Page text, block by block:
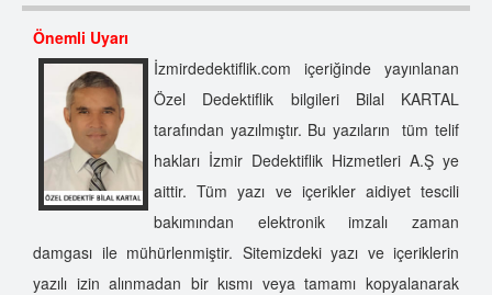
Özel Dedektif Nasıl Olunur?
Dünyada Özel Dedektiflik
Özel Dedektiflik Hizmet Alanları
Özel Dedektiflik
İzmir Dedektiflik Şirketi
Özel Dedektif Seçimi Nasıl Yapılır?
İzmir Dedektiflik Anonim Şirketi
İzmir'de Dedektif
Dedektiflik Kursu
Önemli Uyarı
İzmirdedektiflik.com içeriğinde yayınlanan
Özel Dedektiflik bilgileri Bilal KARTAL
tarafından yazılmıştır. Bu yazıların tüm telif
hakları İzmir Dedektiflik Hizmetleri A.Ş ye
aittir. Tüm yazı ve içerikler aidiyet tescili
bakımından elektronik imzalı zaman
damgası ile mühürlenmiştir. Sitemizdeki yazı ve içeriklerin
yazılı izin alınmadan bir kısmı veya tamamı kopyalanarak